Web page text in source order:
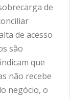
de
de acesso
são
que
não recebe
negócio, o